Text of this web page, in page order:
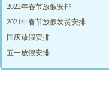
2022年春节放假安排
2021年春节放假发货安排
国庆放假安排
五一放假安排